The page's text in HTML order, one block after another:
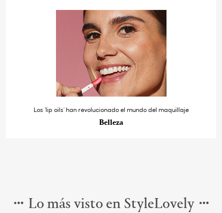
Los ‘lip oils’ han revolucionado el mundo del maquillaje
Belleza
Lo más visto en StyleLovely